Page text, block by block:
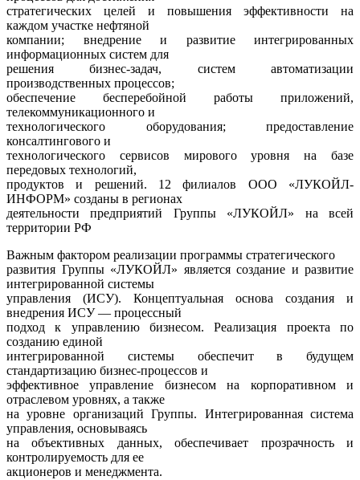
стратегических целей и повышения эффективности на
каждом участке нефтяной
компании; внедрение и развитие интегрированных
информационных систем для
решения бизнес-задач, систем автоматизации
производственных процессов;
обеспечение бесперебойной работы приложений,
телекоммуникационного и
технологического оборудования; предоставление
консалтингового и
технологического сервисов мирового уровня на базе
передовых технологий,
продуктов и решений. 12 филиалов ООО «ЛУКОЙЛ-
ИНФОРМ» созданы в регионах
деятельности предприятий Группы «ЛУКОЙЛ» на всей
территории РФ
Важным фактором реализации программы стратегического
развития Группы «ЛУКОЙЛ» является создание и развитие
интегрированной системы
управления (ИСУ). Концептуальная основа создания и
внедрения ИСУ — процессный
подход к управлению бизнесом. Реализация проекта по
созданию единой
интегрированной системы обеспечит в будущем
стандартизацию бизнес-процессов и
эффективное управление бизнесом на корпоративном и
отраслевом уровнях, а также
на уровне организаций Группы. Интегрированная система
управления, основываясь
на объективных данных, обеспечивает прозрачность и
контролируемость для ее
акционеров и менеджмента.